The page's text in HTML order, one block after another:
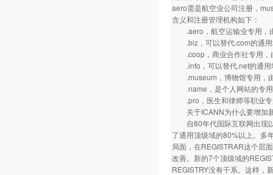
aero需是航空业公司注册，
含义和注册管理机构如下：
.aero，航空运输业专用，
.biz，可以替代.com的通用
.coop，商业合作社专用，
.info，可以替代.net的通用
.museum，博物馆专用，
.name，是个人网站的专用
.pro，医生和律师等职业专
关于ICANN为什么要增加
自80年代国际互联网出现以
了通用顶级域的80%以上。多
局面，在REGISTRAR这个层
改善。新的7个顶级域的
REGISTRY没有干系。这样，